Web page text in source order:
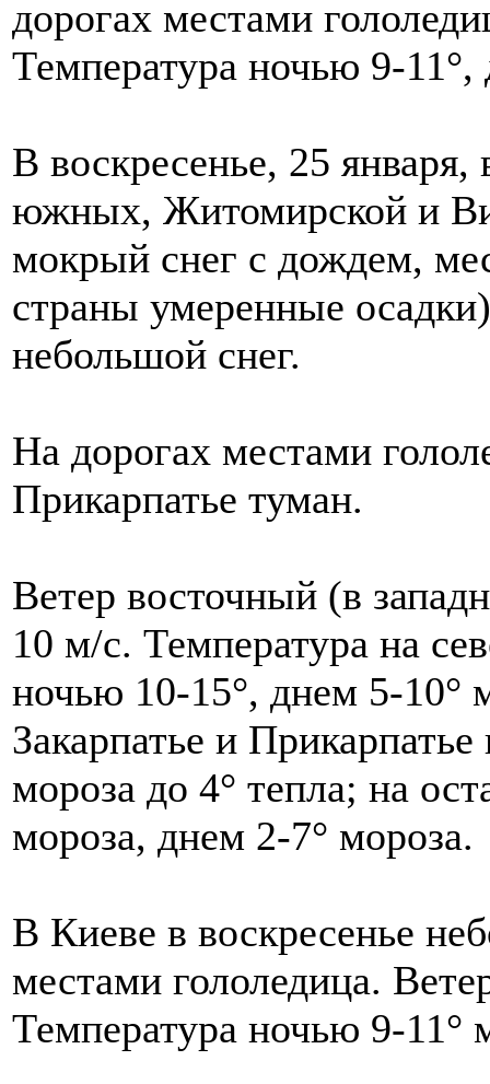
дорогах местами
Температура ночью 9-
В воскресенье, 25
южных, Житомирской и
мокрый снег с дождем,
страны умеренные
небольшой снег.
На дорогах местами
Прикарпатье туман.
Ветер восточный (в
10 м/с. Температура на
ночью 10-15°, днем 5-10°
Закарпатье и
мороза до 4° тепла; на
мороза, днем 2-7° мороза.
В Киеве в воскресенье
местами гололедица.
Температура ночью 9-11°